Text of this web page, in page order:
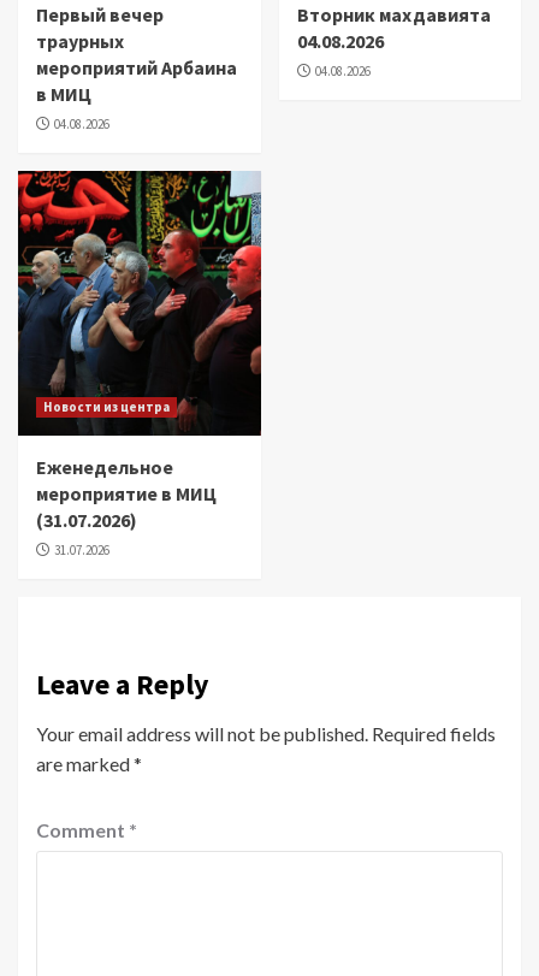
Первый вечер
траурных
мероприятий Арбаина
в МИЦ
04.08.2026
Вторник махдавията
04.08.2026
04.08.2026
Новости из центра
Еженедельное
мероприятие в МИЦ
(31.07.2026)
31.07.2026
Leave a Reply
Your email address will not be published. Required fields
are marked*
Comment *